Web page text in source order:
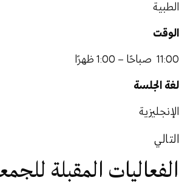
الطبية
الوقت
11:00 صباحًا – 1:00 ظهرًا
لغة الجلسة
الإنجليزية
التالي
الفعاليات المقبلة